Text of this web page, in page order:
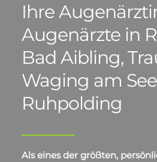
Ihre
Augenärzte in
Bad Aibling,
Waging am
Ruhpolding
Als eines der größten,